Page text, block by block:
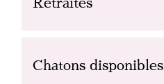
Chatons disponibles